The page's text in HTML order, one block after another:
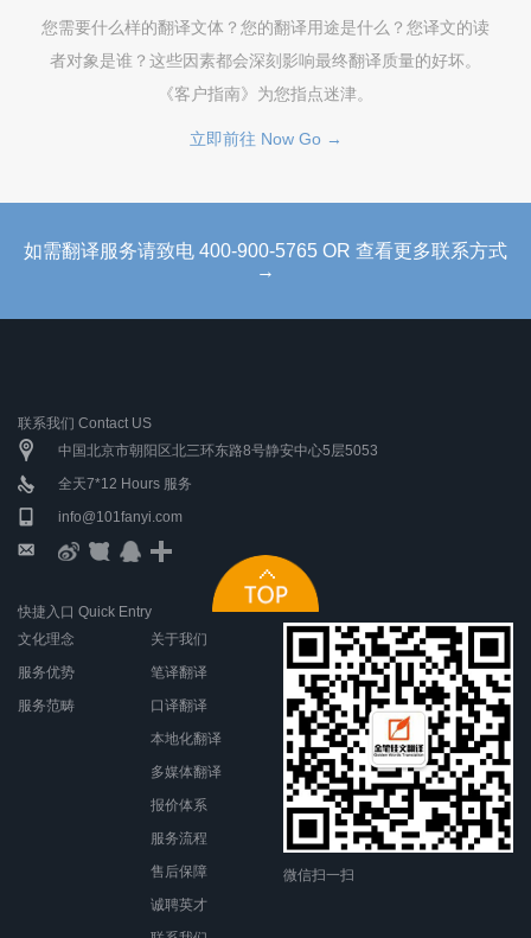
您需要什么样的翻译文体？您的翻译用途是什么？您译文的读
者对象是谁？这些因素都会深刻影响最终翻译质量的好坏。
《客户指南》为您指点迷津。
立即前往 Now Go →
如需翻译服务请致电 400-900-5765 OR 查看更多联系方式
→
联系我们 Contact US
中国北京市朝阳区北三环东路8号静安中心5层5053
全天7*12 Hours 服务
info@101fanyi.com
快捷入口 Quick Entry
文化理念
服务优势
服务范畴
关于我们
笔译翻译
口译翻译
本地化翻译
多媒体翻译
报价体系
服务流程
售后保障
诚聘英才
微信扫一扫